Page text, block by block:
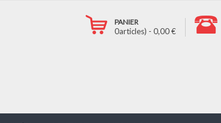
PANIER
0articles) - 0,00€